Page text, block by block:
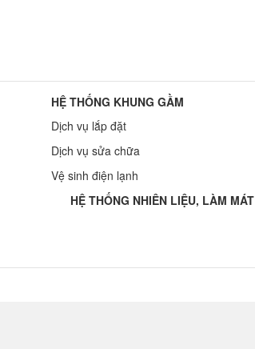
HỆ THỐNG KHUNG GẦM
Dịch vụ lắp đặt
Dịch vụ sửa chữa
Vệ sinh điện lạnh
HỆ THỐNG NHIÊN LIỆU, LÀM MÁT